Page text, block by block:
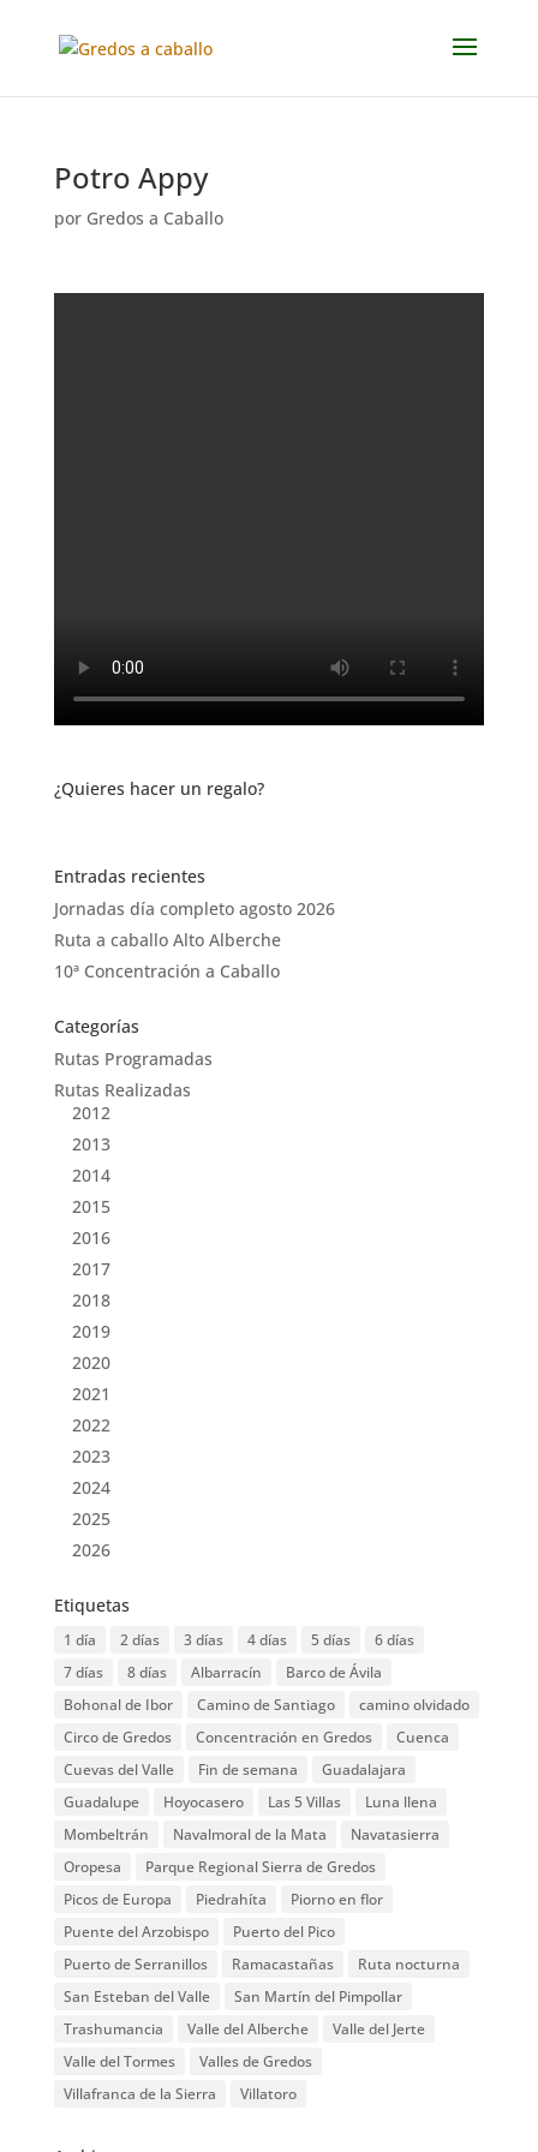
Potro Appy
por Gredos a Caballo
¿Quieres hacer un regalo?
Entradas recientes
Jornadas día completo agosto 2026
Ruta a caballo Alto Alberche
10ª Concentración a Caballo
Categorías
Rutas Programadas
Rutas Realizadas
2012
2013
2014
2015
2016
2017
2018
2019
2020
2021
2022
2023
2024
2025
2026
Etiquetas
1 día 2 días 3 días 4 días 5 días
6 días
7 días
8 días Albarracín
Barco de Ávila
Bohonal de Ibor
Camino de Santiago
camino olvidado
Circo de Gredos
Concentración en Gredos
Cuenca
Cuevas del Valle
Fin de semana
Guadalajara
Guadalupe
Hoyocasero Las 5 Villas
Luna llena
Mombeltrán
Navalmoral de la Mata
Navatasierra
Oropesa
Parque Regional Sierra de Gredos
Picos de Europa
Piedrahíta
Piorno en flor
Puente del Arzobispo
Puerto del Pico
Puerto de Serranillos
Ramacastañas
Ruta nocturna
San Esteban del Valle
San Martín del Pimpollar
Trashumancia
Valle del Alberche
Valle del Jerte
Valle del Tormes
Valles de Gredos
Villafranca de la Sierra
Villatoro